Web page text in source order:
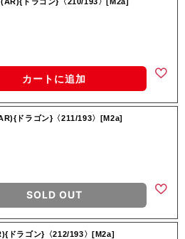
(AR){ドラゴン}〈210/193〉[M2a]
カートに追加
ドラゴン}〈211/193〉[M2a]
SOLD OUT
ドラゴン}〈212/193〉[M2a]